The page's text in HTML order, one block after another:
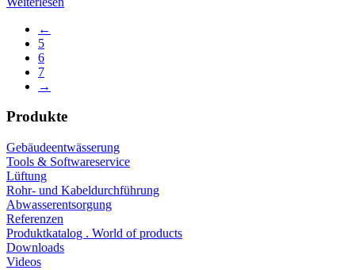
←
5
6
7
→
Produkte
Gebäudeentwässerung
Tools & Softwareservice
Lüftung
Rohr- und Kabeldurchführung
Abwasserentsorgung
Referenzen
Produktkatalog . World of products
Downloads
Videos